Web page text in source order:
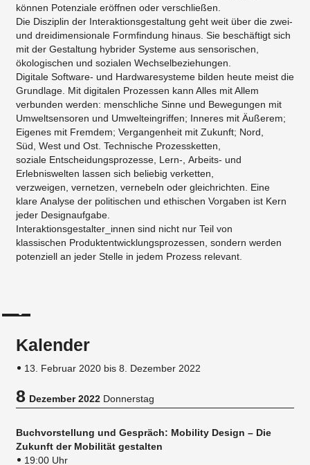
können Potenziale eröffnen oder verschließen.
Die Disziplin der Interaktionsgestaltung geht weit über die zwei-
und dreidimensionale Formfindung hinaus. Sie beschäftigt sich
mit der Gestaltung hybrider Systeme aus sensorischen,
ökologischen und sozialen Wechselbeziehungen.
Digitale Software- und Hardwaresysteme bilden heute meist die
Grundlage. Mit digitalen Prozessen kann Alles mit Allem
verbunden werden: menschliche Sinne und Bewegungen mit
Umweltsensoren und Umwelteingriffen; Inneres mit Äußerem;
Eigenes mit Fremdem; Vergangenheit mit Zukunft; Nord,
Süd, West und Ost. Technische Prozessketten,
soziale Entscheidungsprozesse, Lern-, Arbeits- und
Erlebniswelten lassen sich beliebig verketten,
verzweigen, vernetzen, vernebeln oder gleichrichten. Eine
klare Analyse der politischen und ethischen Vorgaben ist Kern
jeder Designaufgabe.
Interaktionsgestalter_innen sind nicht nur Teil von
klassischen Produktentwicklungsprozessen, sondern werden
potenziell an jeder Stelle in jedem Prozess relevant.
Kalender
13. Februar 2020 bis 8. Dezember 2022
8Dezember 2022 Donnerstag
Buchvorstellung und Gespräch: Mobility Design – Die
Zukunft der Mobilität gestalten
19:00 Uhr